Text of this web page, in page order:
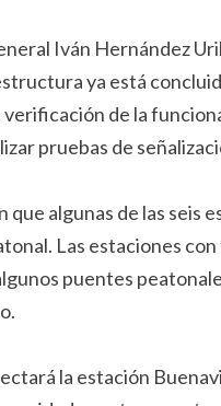
Iván Hernández
ya está
de la
pruebas de
algunas de las seis
Las estaciones
puentes
la estación